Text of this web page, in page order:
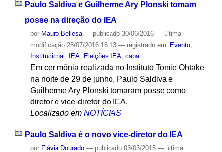
Paulo Saldiva e Guilherme Ary Plonski tomam
posse na direção do IEA
por Mauro Bellesa — publicado30/06/2016 — última
modificação25/07/2016 16:13 — registrado em: Evento,
Institucional , IEA, Eleições IEA, capa
Em cerimônia realizada no Instituto Tomie Ohtake
na noite de 29 de junho, Paulo Saldiva e
Guilherme Ary Plonski tomaram posse como
diretor e vice-diretor do IEA.
Localizado em NOTÍCIAS
Paulo Saldiva é o novo vice-diretor do IEA
por Flávia Dourado — publicado03/03/2015 — última